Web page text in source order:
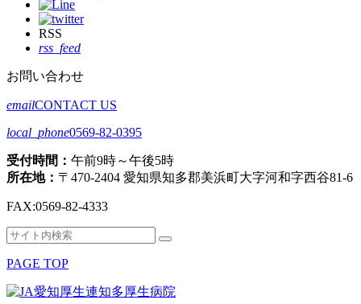
RSS
rss_feed
お問い合わせ
emailCONTACT US
local_phone0569-82-0395
受付時間： 午前9時～午後5時
所在地： 〒470-2404 愛知県知多郡美浜町大字河和字西谷81-6
FAX:0569-82-4333
検
対
象:
検
PAGE TOP